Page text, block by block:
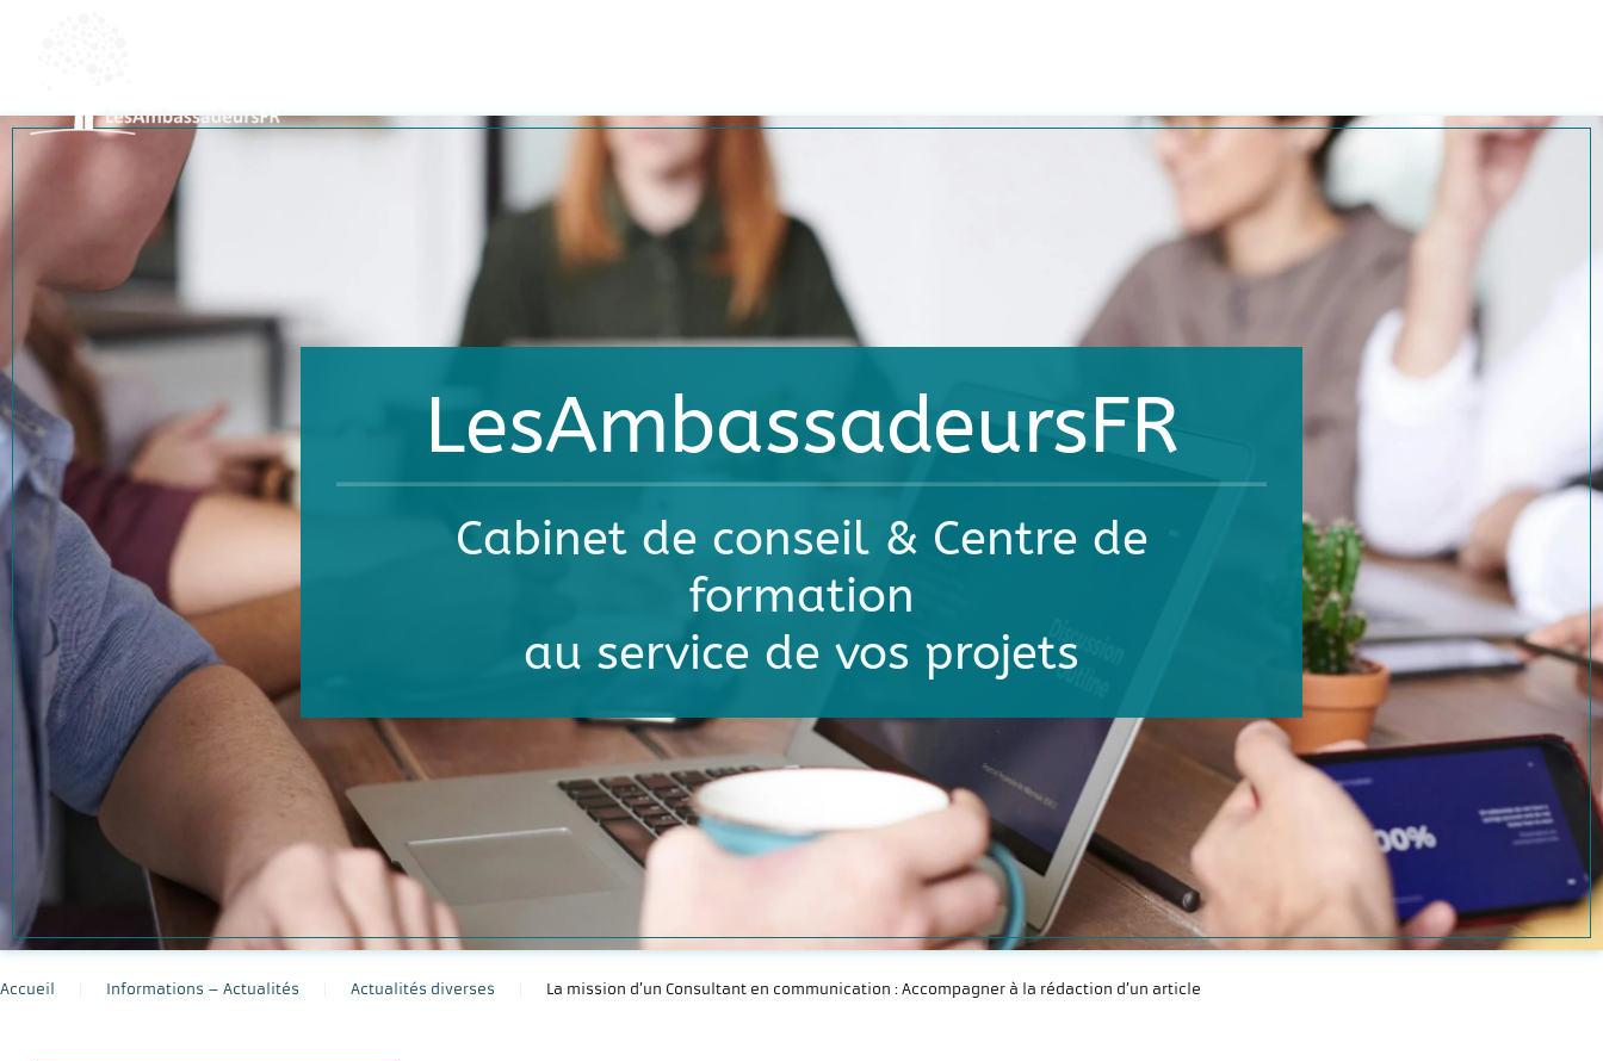
LesAmbassadeursFR
Cabinet de conseil & Centre de
formation
au service de vos projets
Accueil Informations – Actualités Actualités diverses La mission d’un Consultant en communication : Accompagner à la rédaction d’un article